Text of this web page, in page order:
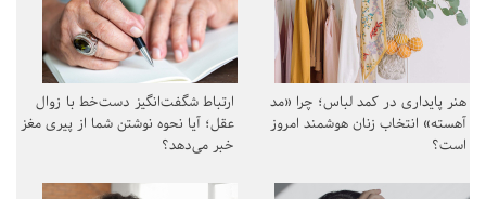
هنر پایداری در کمد لباس؛ چرا «مد
آهسته» انتخاب زنان هوشمند امروز
است؟
ارتباط شگفت‌انگیز دست‌خط با زوال
عقل؛ آیا نحوه نوشتن شما از پیری مغز
خبر می‌دهد؟